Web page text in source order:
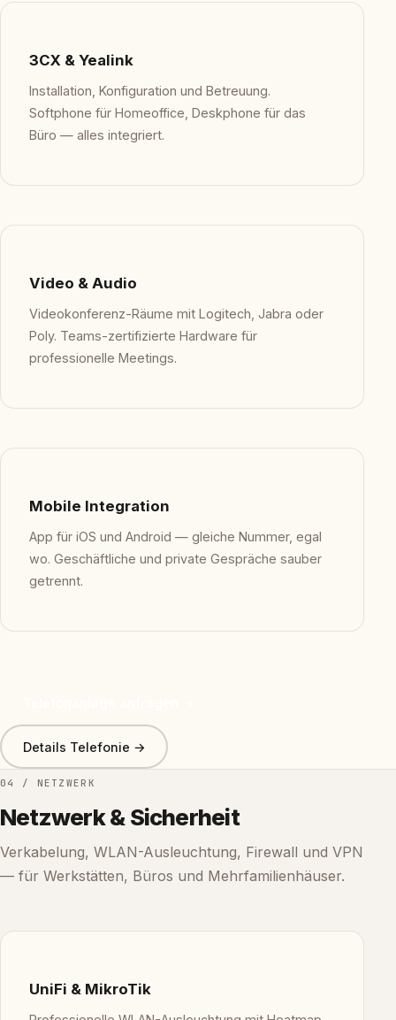
3CX & Yealink
Installation, Konfiguration und Betreuung.
Softphone für Homeoffice, Deskphone für das
Büro — alles integriert.
Video & Audio
Videokonferenz-Räume mit Logitech, Jabra oder
Poly. Teams-zertifizierte Hardware für
professionelle Meetings.
Mobile Integration
App für iOS und Android — gleiche Nummer, egal
wo. Geschäftliche und private Gespräche sauber
getrennt.
Details Telefonie →
04 / NETZWERK
Netzwerk & Sicherheit
Verkabelung, WLAN-Ausleuchtung, Firewall und VPN
— für Werkstätten, Büros und Mehrfamilienhäuser.
UniFi & MikroTik